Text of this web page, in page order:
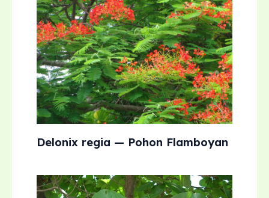
Delonix regia — Pohon Flamboyan